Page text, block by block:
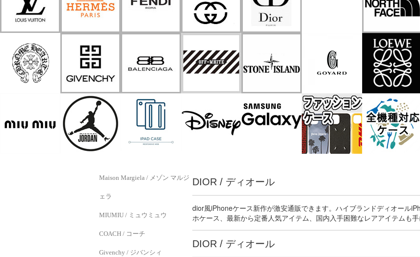
Maison Margiela / メゾン マルジ
ェラ
MIUMIU / ミュウミュウ
COACH / コーチ
Givenchy / ジバンシィ
DIOR / ディオール
dior風iPhoneケース新作が激安通販できます。ハイブランドディオール
ホケース、最新から定番人気アイテム、国内入手困難なレアアイテムも手
DIOR / ディオール